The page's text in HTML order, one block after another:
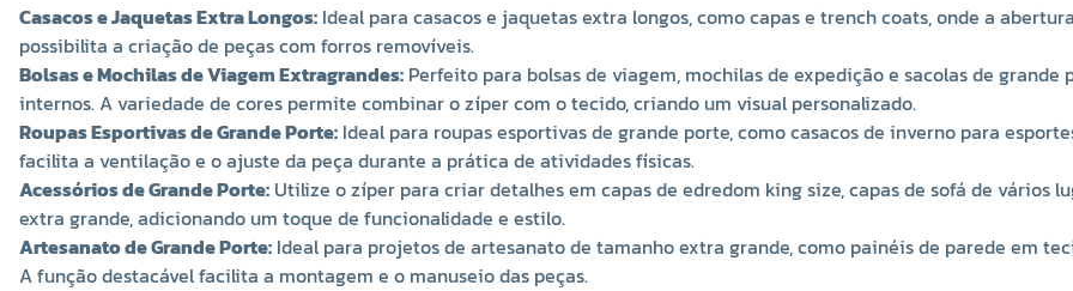
Casacos e Jaquetas Extra Longos: Ideal para casacos e jaquetas extra longos, como capas e trench coats, onde a
possibilita a criação de peças com forros removíveis.
Bolsas e Mochilas de Viagem Extragrandes: Perfeito para bolsas de viagem, mochilas de expedição e sacolas de
internos. A variedade de cores permite combinar o zíper com o tecido, criando um visual personalizado.
Roupas Esportivas de Grande Porte: Ideal para roupas esportivas de grande porte, como casacos de inverno para
facilita a ventilação e o ajuste da peça durante a prática de atividades físicas.
Acessórios de Grande Porte: Utilize o zíper para criar detalhes em capas de edredom king size, capas de sofá de vários
extra grande, adicionando um toque de funcionalidade e estilo.
Artesanato de Grande Porte: Ideal para projetos de artesanato de tamanho extra grande, como painéis de parede em
A função destacável facilita a montagem e o manuseio das peças.